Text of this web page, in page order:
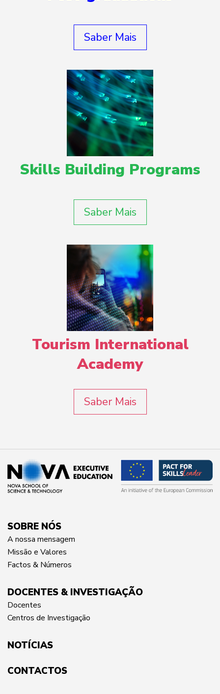
Saber Mais
Skills Building Programs
Saber Mais
Tourism International
Academy
Saber Mais
SOBRE NÓS
A nossa mensagem
Missão e Valores
Factos & Números
DOCENTES & INVESTIGAÇÃO
Docentes
Centros de Investigação
NOTÍCIAS
CONTACTOS